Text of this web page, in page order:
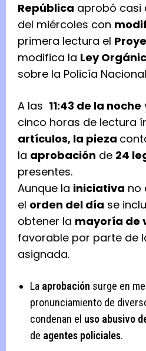
República aprobó casi
del miércoles con
primera lectura el
modifica la Ley
sobre la Policía
A las 11:43 de la noche
cinco horas de lectura
artículos, la pieza
la aprobación de 24
presentes.
Aunque la iniciativa no
el orden del día se
obtener la mayoría de
favorable por parte de
asignada.
La aprobación surge en
pronunciamiento de
condenan el uso abusivo
de agentes policiales.